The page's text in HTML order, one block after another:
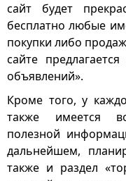
сайт будет
бесплатно любые
покупки либо
сайте
объявлений».
Кроме того, у
также имеется
полезной
дальнейшем,
также и раздел